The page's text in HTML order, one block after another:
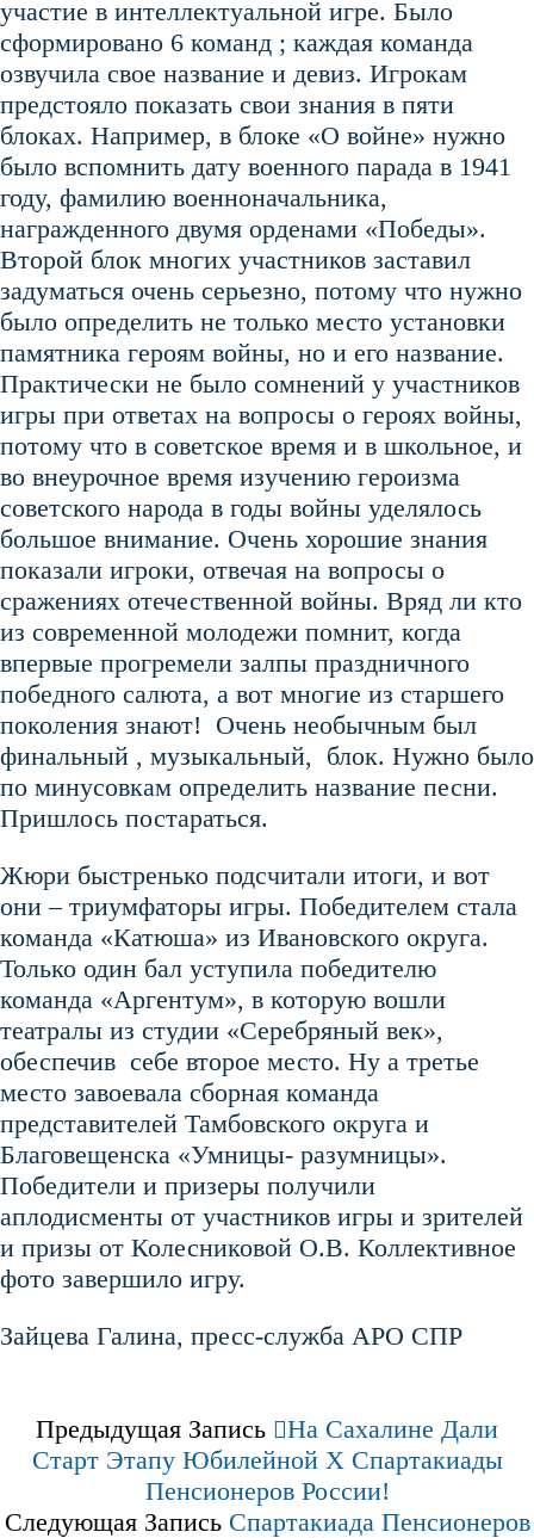
участие в интеллектуальной игре. Было
сформировано 6 команд ; каждая команда
озвучила свое название и девиз. Игрокам
предстояло показать свои знания в пяти
блоках. Например, в блоке «О войне» нужно
было вспомнить дату военного парада в 1941
году, фамилию военноначальника,
награжденного двумя орденами «Победы».
Второй блок многих участников заставил
задуматься очень серьезно, потому что нужно
было определить не только место установки
памятника героям войны, но и его название.
Практически не было сомнений у участников
игры при ответах на вопросы о героях войны,
потому что в советское время и в школьное, и
во внеурочное время изучению героизма
советского народа в годы войны уделялось
большое внимание. Очень хорошие знания
показали игроки, отвечая на вопросы о
сражениях отечественной войны. Вряд ли кто
из современной молодежи помнит, когда
впервые прогремели залпы праздничного
победного салюта, а вот многие из старшего
поколения знают! Очень необычным был
финальный , музыкальный, блок. Нужно было
по минусовкам определить название песни.
Пришлось постараться.
Жюри быстренько подсчитали итоги, и вот
они – триумфаторы игры. Победителем стала
команда «Катюша» из Ивановского округа.
Только один бал уступила победителю
команда «Аргентум», в которую вошли
театралы из студии «Серебряный век»,
обеспечив себе второе место. Ну а третье
место завоевала сборная команда
представителей Тамбовского округа и
Благовещенска «Умницы- разумницы».
Победители и призеры получили
аплодисменты от участников игры и зрителей
и призы от Колесниковой О.В. Коллективное
фото завершило игру.
Зайцева Галина, пресс-служба АРО СПР
Предыдущая Запись
На Сахалине Дали
Старт Этапу Юбилейной X Спартакиады
Пенсионеров России!
Следующая Запись Спартакиада Пенсионеров